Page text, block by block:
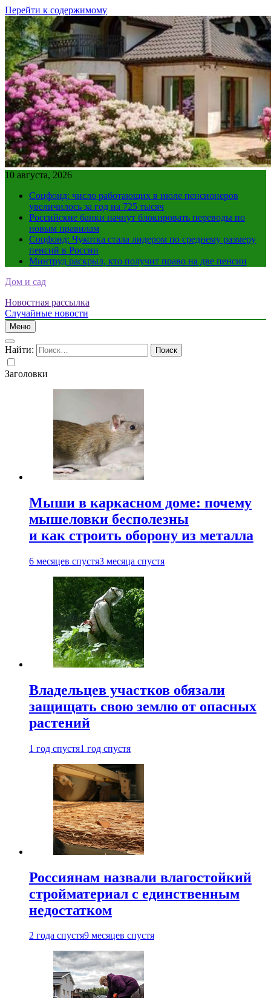
Перейти к содержимому
10 августа, 2026
Соцфонд: число работающих в июле пенсионеров
увеличилось за год на 725 тысяч
Российские банки начнут блокировать переводы по
новым правилам
Соцфонд: Чукотка стала лидером по среднему размеру
пенсий в России
Минтруд раскрыл, кто получит право на две пенсии
Дом и сад
Новостная рассылка
Случайные новости
Меню
Найти:
Заголовки
Мыши в каркасном доме: почему
мышеловки бесполезны
и как строить оборону из металла
6 месяцев спустя3 месяца спустя
Владельцев участков обязали
защищать свою землю от опасных
растений
1 год спустя1 год спустя
Россиянам назвали влагостойкий
стройматериал с единственным
недостатком
2 года спустя9 месяцев спустя